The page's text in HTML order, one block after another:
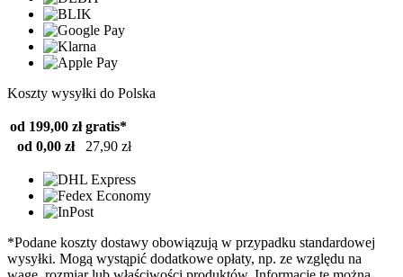
Koszty wysyłki do Polska
od 199,00 zł gratis*
od 0,00 zł
27,90 zł
*Podane koszty dostawy obowiązują w przypadku standardowej
wysyłki. Mogą wystąpić dodatkowe opłaty, np. ze względu na